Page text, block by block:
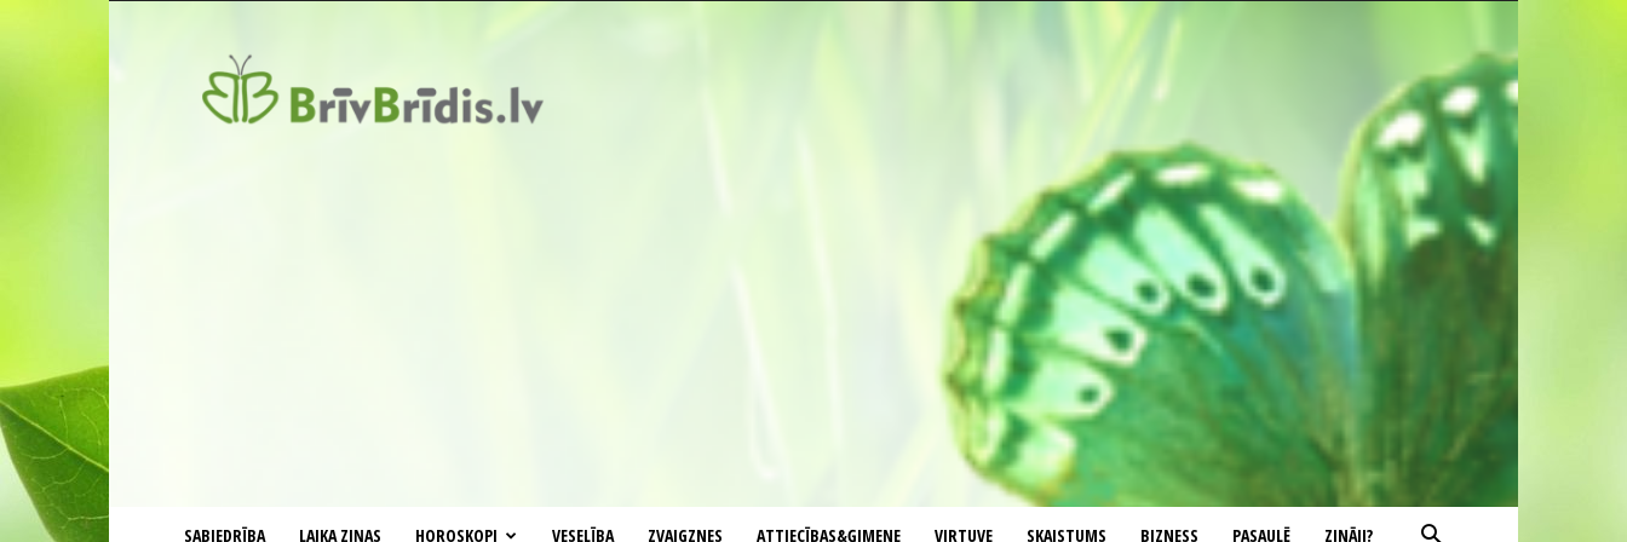
SABIEDRĪBA LAIKA ZIŅAS HOROSKOPI VESELĪBA ZVAIGZNES ATTIECĪBAS&ĢIMENE VIRTUVE SKAISTUMS BIZNESS PASAULĒ ZINĀJI?